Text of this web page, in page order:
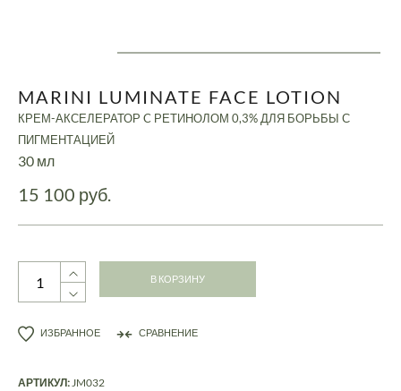
MARINI LUMINATE FACE LOTION
КРЕМ-АКСЕЛЕРАТОР C РЕТИНОЛОМ 0,3% ДЛЯ БОРЬБЫ С
ПИГМЕНТАЦИЕЙ
30 мл
15 100 руб.
В КОРЗИНУ
ИЗБРАННОЕ СРАВНЕНИЕ
АРТИКУЛ:JM032